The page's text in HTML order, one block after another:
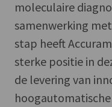
moleculaire
samenwerking
stap heeft
sterke positie in
de levering van